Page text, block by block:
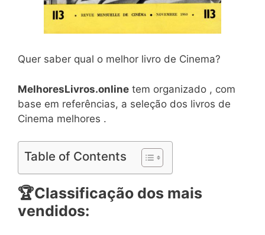
Quer saber qual o melhor livro de Cinema?
MelhoresLivros.online tem organizado , com
base em referências, a seleção dos livros de
Cinema melhores .
Table of Contents
🏆Classificação dos mais
vendidos: